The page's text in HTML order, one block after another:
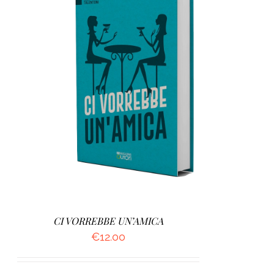
AGGIUNGI AL CARRELLO /
CI VORREBBE UN’AMICA
€12.00